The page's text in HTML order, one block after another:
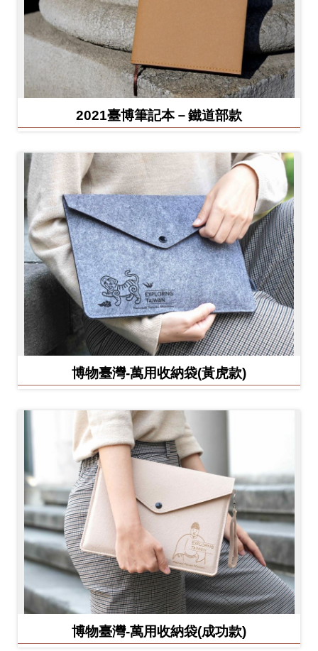
2021臺博筆記本－鐵道部款
博物臺灣-萬用收納袋(黃虎款)
博物臺灣-萬用收納袋(成功款)